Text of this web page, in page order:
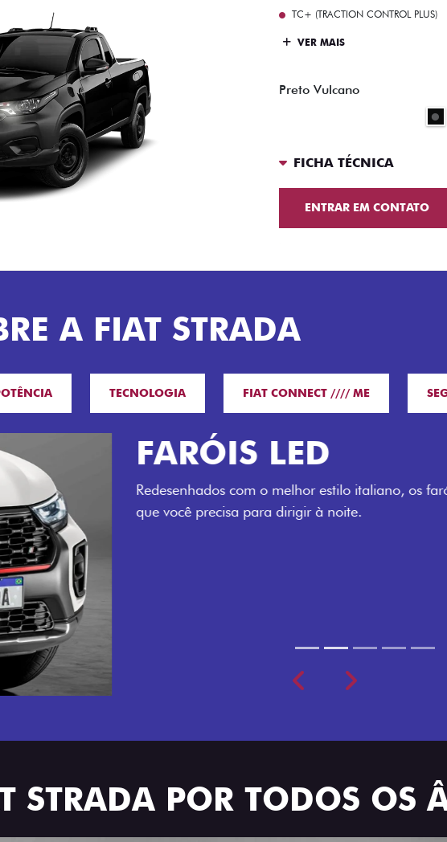
TC+ (TRACTION CONTROL PLUS)
VER MAIS
Preto Vulcano
FICHA TÉCNICA
ENTRAR EM CONTATO
A FIAT STRADA
TECNOLOGIA FIAT CONNECT //// ME
O
LUGARES
PreviousNext
STRADA POR TODOS OS